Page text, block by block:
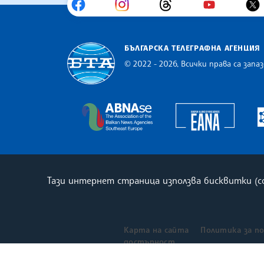
БЪЛГАРСКА ТЕЛЕГРАФНА АГЕНЦИЯ
© 2022 - 2026, Всички права са
The Assocoation of the
Карта на сайта
Политика за
достъпност
Тази интернет страница използва бисквитки